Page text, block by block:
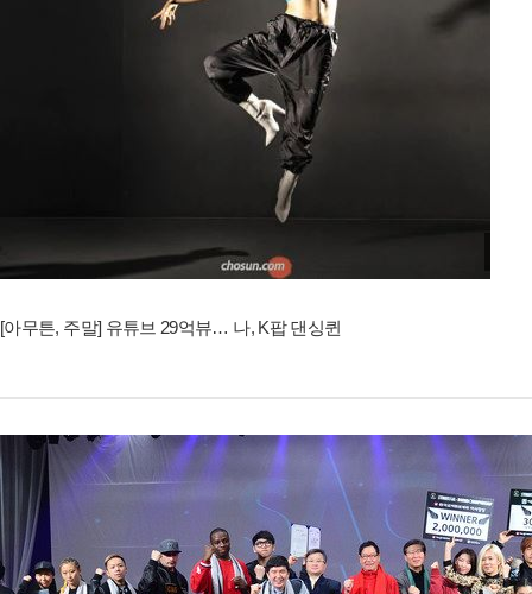
[아무튼, 주말] 유튜브 29억뷰… 나, K팝 댄싱퀸